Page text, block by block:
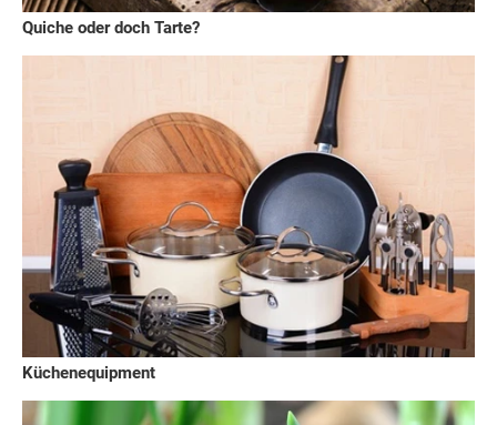
Quiche oder doch Tarte?
Küchenequipment